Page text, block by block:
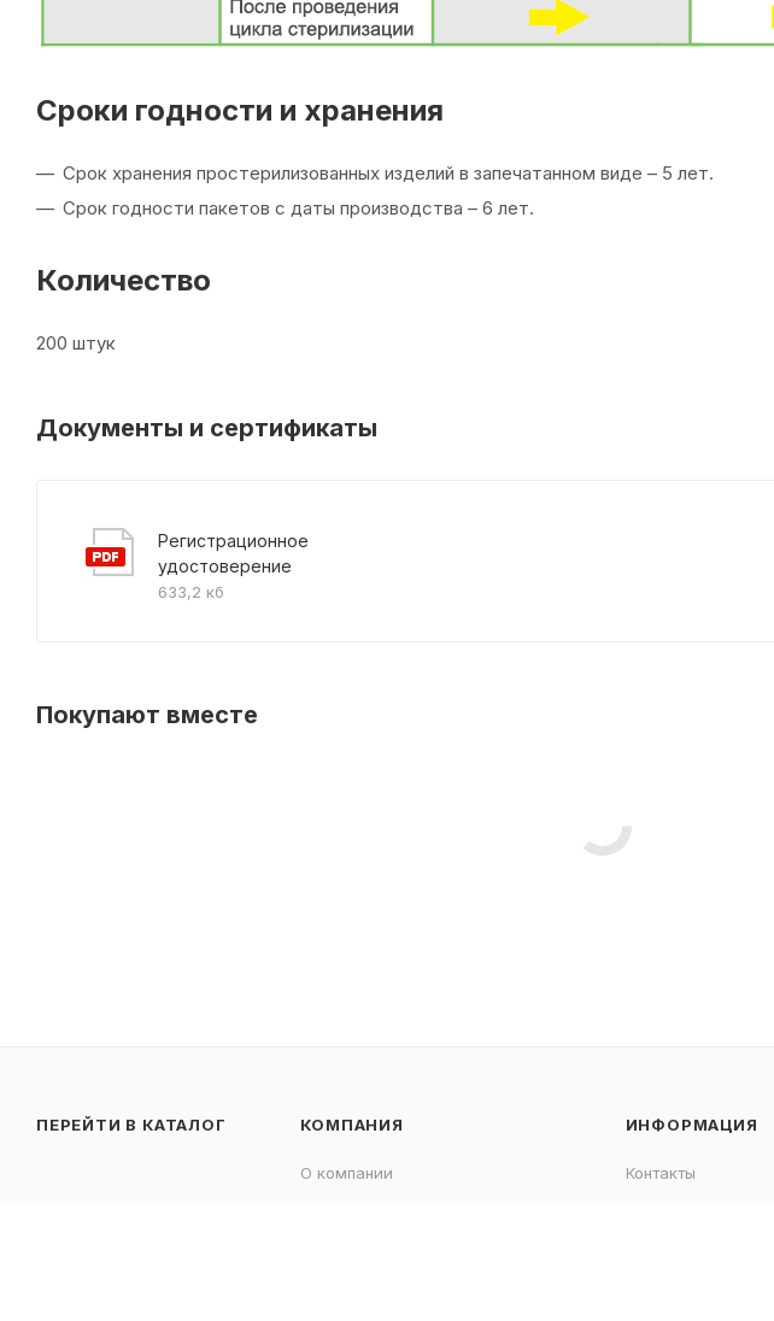
Сроки годности и хранения
Срок хранения простерилизованных изделий в запечатанном виде – 5 лет.
Срок годности пакетов с даты производства – 6 лет.
Количество
200 штук
Документы и сертификаты
Регистрационное
удостоверение
633,2 кб
Покупают вместе
ПЕРЕЙТИ В КАТАЛОГ КОМПАНИЯ
О компании
ИНФОРМАЦИЯ
Контакты